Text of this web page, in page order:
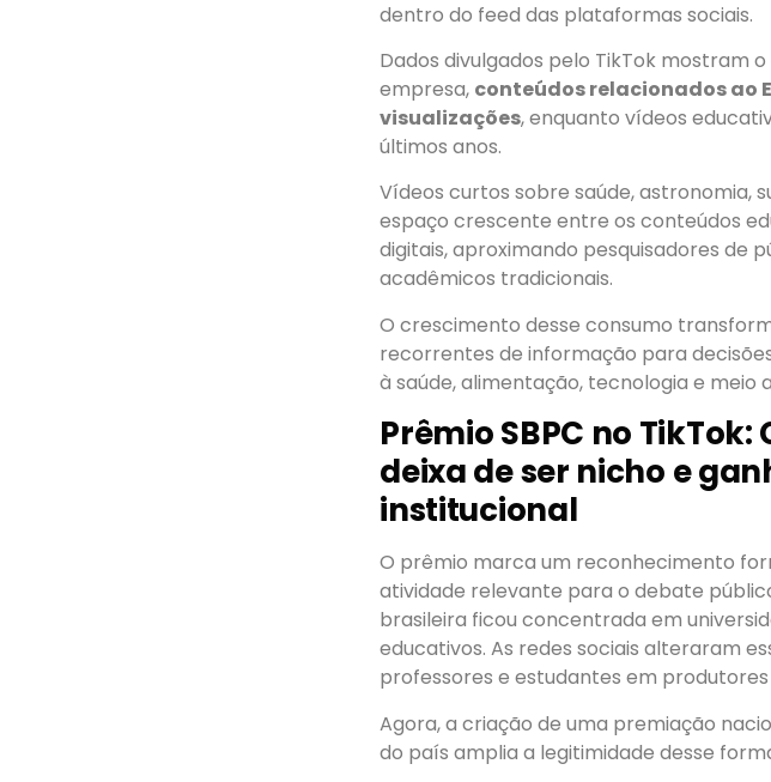
dentro do feed das plataformas sociais.
Dados divulgados pelo TikTok mostram
empresa, conteúdos relacionados ao
visualizações, enquanto vídeos
últimos anos.
Vídeos curtos sobre saúde, astronomia,
espaço crescente entre os conteúdos
digitais, aproximando pesquisadores de
acadêmicos tradicionais.
O crescimento desse consumo
recorrentes de informação para
à saúde, alimentação, tecnologia e meio
Prêmio SBPC no
deixa de ser nicho e
institucional
O prêmio marca um reconhecimento
atividade relevante para o debate
brasileira ficou concentrada em
educativos. As redes sociais alteraram
professores e estudantes em
Agora, a criação de uma premiação
do país amplia a legitimidade desse